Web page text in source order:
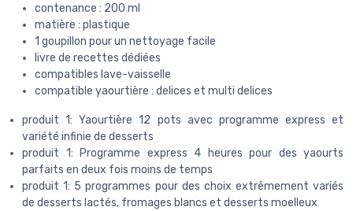
contenance : 200 ml
matière : plastique
1 goupillon pour un nettoyage facile
livre de recettes dédiées
compatibles lave-vaisselle
compatible yaourtière : delices et multi delices
produit 1: Yaourtière 12 pots avec programme express et
variété infinie de desserts
produit 1: Programme express 4 heures pour des yaourts
parfaits en deux fois moins de temps
produit 1: 5 programmes pour des choix extrêmement variés
de desserts lactés, fromages blancs et desserts moelleux